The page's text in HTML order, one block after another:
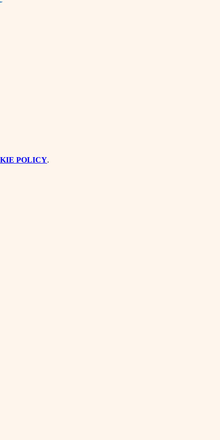
POLICY.